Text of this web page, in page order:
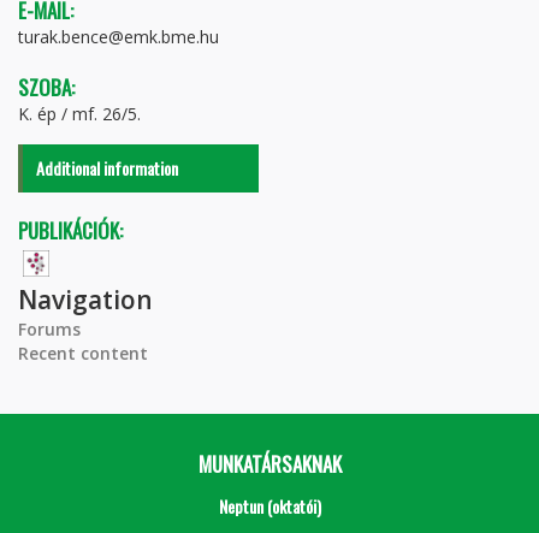
E-MAIL:
turak.bence@emk.bme.hu
SZOBA:
K. ép / mf. 26/5.
Additional information
PUBLIKÁCIÓK:
Navigation
Forums
Recent content
MUNKATÁRSAKNAK
Neptun (oktatói)